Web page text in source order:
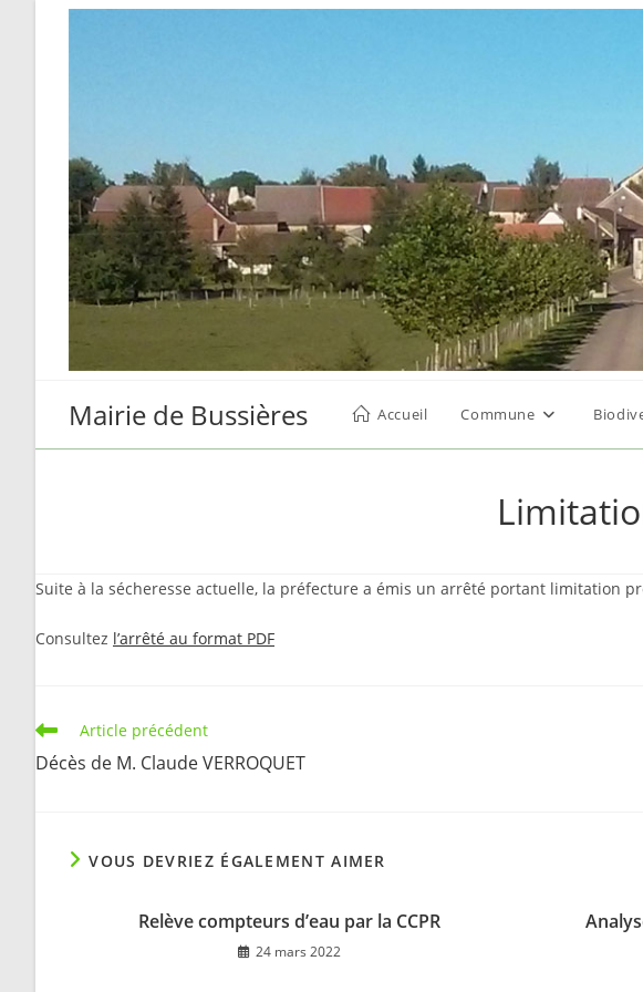
Mairie de Bussières Accueil Commune
Suite à la sécheresse actuelle, la préfecture a émis un arrêté portant limitation
Consultez l’arrêté au format PDF
Read
more
articles
Article précédent
Décès de M. Claude VERROQUET
VOUS DEVRIEZ ÉGALEMENT AIMER
Relève compteurs d’eau par la CCPR
24 mars 2022